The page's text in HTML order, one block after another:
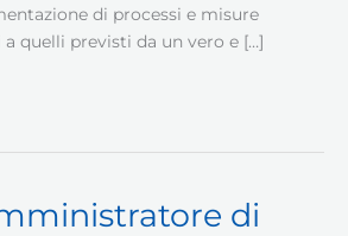
di processi e misure
quelli previsti da un vero e […]
di